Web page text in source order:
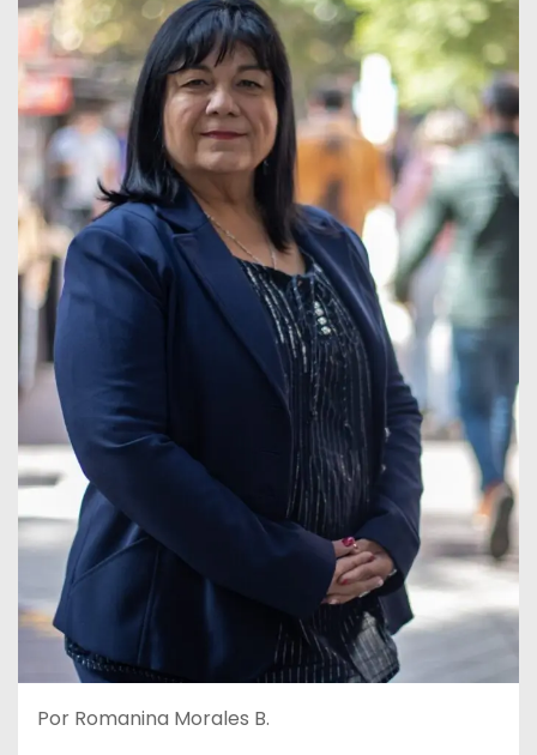
Por Romanina Morales B.